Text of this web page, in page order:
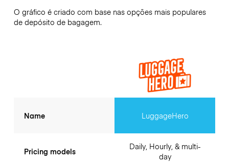
O gráfico é criado com base nas opções mais populares
de depósito de bagagem.
Name
Pricing models
LuggageHero
Daily, Hourly, & multi-
day